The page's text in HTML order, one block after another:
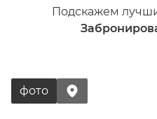
Подскажем
фото